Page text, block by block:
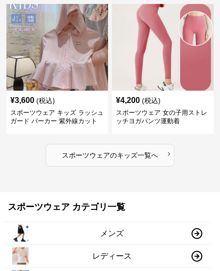
¥3,600 (税込)
スポーツウェア キッズ ラッシュ
ガード パーカー 紫外線カット
¥4,200 (税込)
スポーツウェア 女の子用ストレ
ッチヨガパンツ運動着
スポーツウェアのキッズ一覧へ ›
スポーツウェア カテゴリ一覧
メンズ
レディース